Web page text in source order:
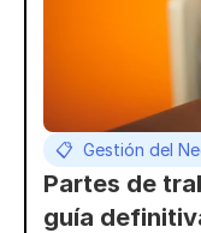
📋  Gestión del
Partes de
guía